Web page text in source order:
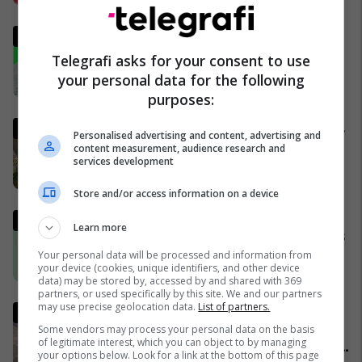
Analisti turk kritikon ashpër
gjestin e Kerem Akturkoglu
ndaj Kosovës
01/04/2026
Gjermania shtrëngon rregullat,
burrat duhet të marrin leje nga
ushtria për të dalë jashtë
Lindjen e Mesme - MINUTË PAS
MINUTE
02/04/2026
Trump publikon pamjet e
shkatërrimit të urës iraniane,
më e larta në Lindjen e Mesme:
Telegrafi asks for your consent to use
your personal data for the following
purposes:
Personalised advertising and content, advertising and
content measurement, audience research and
services development
Store and/or access information on a device
Learn more
Your personal data will be processed and information from
your device (cookies, unique identifiers, and other device
data) may be stored by, accessed by and shared with 369
partners, or used specifically by this site. We and our partners
may use precise geolocation data. List of partners.
Some vendors may process your personal data on the basis
of legitimate interest, which you can object to by managing
your options below. Look for a link at the bottom of this page